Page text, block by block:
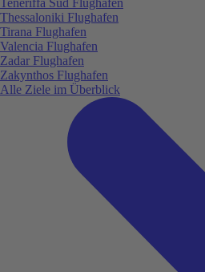
Thessaloniki Flughafen
Tirana Flughafen
Valencia Flughafen
Zadar Flughafen
Zakynthos Flughafen
Alle Ziele im Überblick